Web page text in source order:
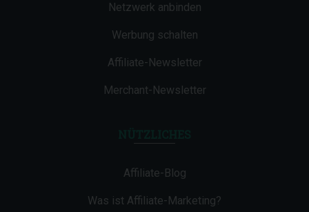
Netzwerk anbinden
Werbung schalten
Affiliate-Newsletter
Merchant-Newsletter
Affiliate-Blog
Was ist Affiliate-Marketing?